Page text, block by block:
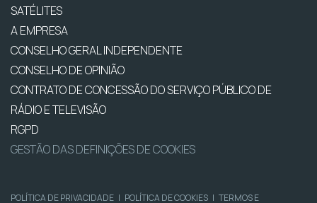
SATÉLITES
A EMPRESA
CONSELHO GERAL INDEPENDENTE
CONSELHO DE OPINIÃO
CONTRATO DE CONCESSÃO DO SERVIÇO PÚBLICO DE
RÁDIO E TELEVISÃO
RGPD
GESTÃO DAS DEFINIÇÕES DE COOKIES
POLÍTICA DE PRIVACIDADE | POLÍTICA DE COOKIES | TERMOS E